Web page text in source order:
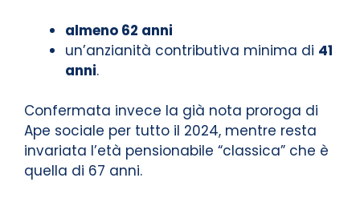
almeno 62 anni
un’anzianità contributiva minima di 41
anni.
Confermata invece la già nota proroga di
Ape sociale per tutto il 2024, mentre resta
invariata l’età pensionabile “classica” che è
quella di 67 anni.